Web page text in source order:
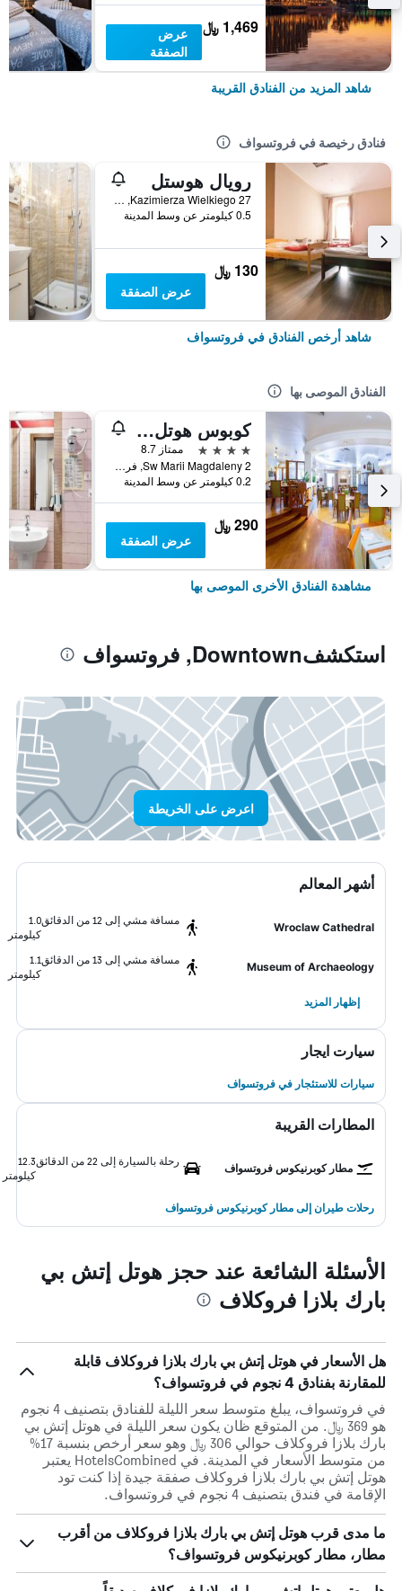
1,469 ﷼
عرض
الصفقة
شاهد المزيد من الفنادق القريبة
فنادق رخيصة في فروتسواف
رويال هوستل
27 Kazimierza Wielkiego, فروتسواف, محافظة سيلزيا السفلى, بولندا
0.5 كيلومتر عن وسط المدينة
130 ﷼
عرض الصفقة
شاهد أرخص الفنادق في فروتسواف
الفنادق الموصى بها
كوبوس هوتل فروكلاف
4 نجوم
ممتاز 8.7
Sw Marii Magdaleny 2, فروتسواف, محافظة سيلزيا السفلى, بولندا
0.2 كيلومتر عن وسط المدينة
290 ﷼
عرض الصفقة
مشاهدة الفنادق الأخرى الموصى بها
استكشفDowntown, فروتسواف
اعرض على الخريطة
أشهر المعالم
Wroclaw Cathedral
مسافة مشي إلى 12 من الدقائق
1.0
كيلومتر
Museum of Archaeology
مسافة مشي إلى 13 من الدقائق
1.1
كيلومتر
إظهار المزيد
سيارت ايجار
سيارات للاستئجار في فروتسواف
المطارات القريبة
مطار كوبرنيكوس فروتسواف
رحلة بالسيارة إلى 22 من الدقائق
12.3
كيلومتر
رحلات طيران إلى مطار كوبرنيكوس فروتسواف
الأسئلة الشائعة عند حجز هوتل إتش بي
بارك بلازا فروكلاف
هل الأسعار في هوتل إتش بي بارك بلازا فروكلاف قابلة
للمقارنة بفنادق 4 نجوم في فروتسواف؟
في فروتسواف، يبلغ متوسط ​​سعر الليلة للفنادق بتصنيف 4 نجوم
هو 369 ﷼. من المتوقع ظان يكون سعر الليلة في هوتل إتش بي
بارك بلازا فروكلاف حوالي 306 ﷼ وهو سعر أرخص بنسبة 17%
من متوسط الأسعار في المدينة. في HotelsCombined يعتبر
هوتل إتش بي بارك بلازا فروكلاف صفقة جيدة إذا كنت تود
الإقامة في فندق بتصنيف 4 نجوم في فروتسواف.
ما مدى قرب هوتل إتش بي بارك بلازا فروكلاف من أقرب
مطار، مطار كوبرنيكوس فروتسواف؟